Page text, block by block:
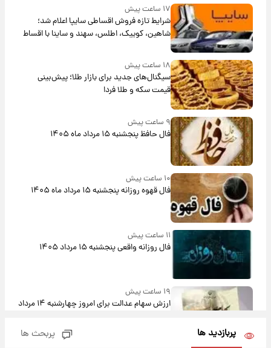
۱۷ ساعت پیش
شرایط تازه فروش اقساطی سایپا اعلام شد؛
شاهین، کوییک، اطلس، سهند و ساینا با اقساط
بلندمدت + جدول
۱۸ ساعت پیش
سیگنال‌های جدید برای بازار طلا؛ پیش‌بینی
قیمت سکه و طلا فردا
۹ ساعت پیش
فال حافظ پنجشنبه ۱۵ مرداد ماه ۱۴۰۵
۱۰ ساعت پیش
فال قهوه روزانه پنجشنبه ۱۵ مرداد ماه ۱۴۰۵
۱۱ ساعت پیش
فال روزانه واقعی پنجشنبه ۱۵ مرداد ۱۴۰۵
۱۹ ساعت پیش
ارزش سهام عدالت برای امروز چهارشنبه ۱۴ مرداد
پربازدید ها پربحث ها